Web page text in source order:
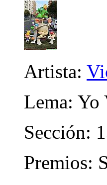
Artista:
Lema: Yo
Sección:
Premios: